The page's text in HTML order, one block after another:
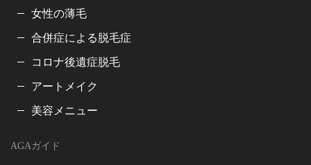
女性の薄毛
合併症による脱毛症
コロナ後遺症脱毛
アートメイク
美容メニュー
AGAガイド